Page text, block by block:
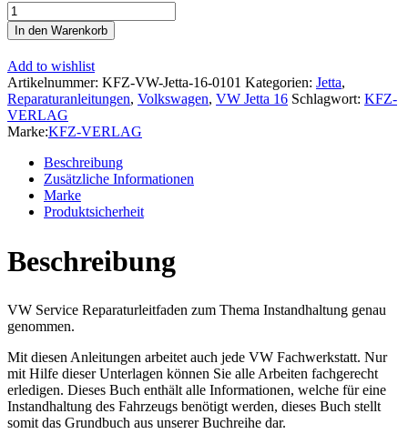
VW
Jetta
2
Typ
19
(84-
92)
Instandhaltung
Inspektion
Wartung
Reparaturanleitung
Menge
In den Warenkorb
Add to wishlist
Artikelnummer: KFZ-VW-Jetta-16-0101 Kategorien: Jetta,
Reparaturanleitungen, Volkswagen, VW Jetta 16 Schlagwort: KFZ-
VERLAG
Marke:KFZ-VERLAG
Beschreibung
Zusätzliche Informationen
Marke
Produktsicherheit
Beschreibung
VW Service Reparaturleitfaden zum Thema Instandhaltung genau
genommen.
Mit diesen Anleitungen arbeitet auch jede VW Fachwerkstatt. Nur
mit Hilfe dieser Unterlagen können Sie alle Arbeiten fachgerecht
erledigen. Dieses Buch enthält alle Informationen, welche für eine
Instandhaltung des Fahrzeugs benötigt werden, dieses Buch stellt
somit das Grundbuch aus unserer Buchreihe dar.